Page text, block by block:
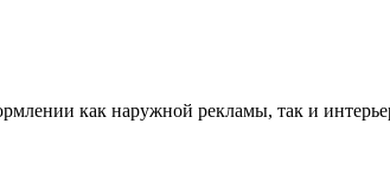
как наружной рекламы, так и